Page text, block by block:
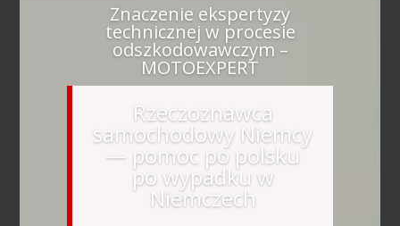
Znaczenie ekspertyzy
technicznej w procesie
odszkodowawczym –
MOTOEXPERT
Rzeczoznawca
samochodowy Niemcy
— pomoc po polsku
po wypadku w
Niemczech